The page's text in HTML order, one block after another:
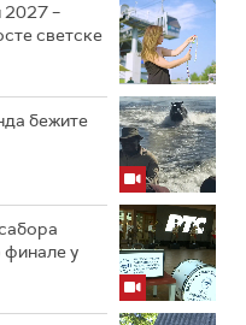
2027 –
светске
бежите
финале у